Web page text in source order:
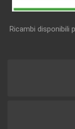
Ricambi disponibili